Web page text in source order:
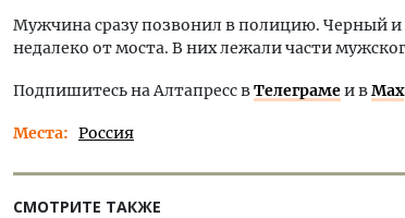
Мужчина сразу позвонил в полицию. Черный
недалеко от моста. В них лежали части
Подпишитесь на Алтапресс вТелеграмеи вMax
Места Россия
СМОТРИТЕ ТАКЖЕ